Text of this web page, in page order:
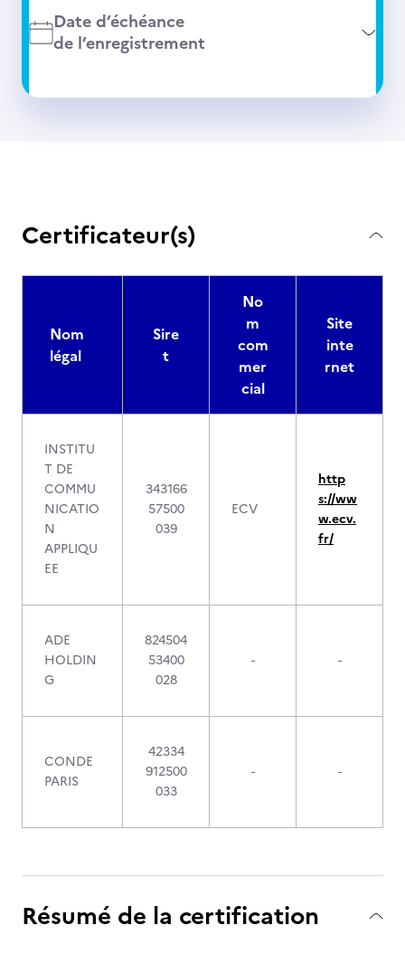
Date d’échéance
de l’enregistrement
Certificateur(s)
Nom
légal
Sire
t
No
m
com
mer
cial
Site
inte
rnet
INSTITU
T DE
COMMU
NICATIO
N
APPLIQU
EE
343166
57500
039
ECV
http
s://ww
w.ecv.
fr/
ADE
HOLDIN
G
824504
53400
028
- -
CONDE
PARIS
42334
912500
033
- -
Résumé de la certification